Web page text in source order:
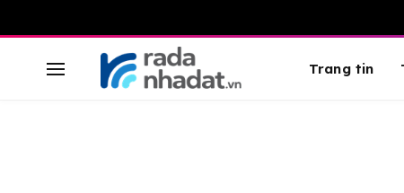
Trang tin